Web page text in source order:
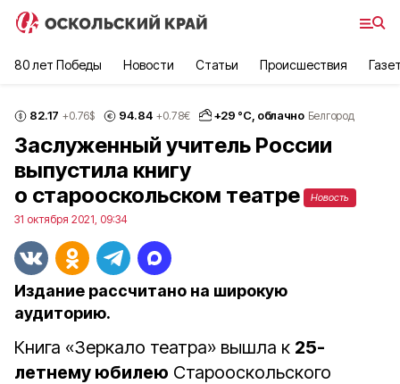
80 лет Победы Новости Статьи Происшествия
82.17 +0.76$ 94.84 +0.78€ +29 °С, облачно Белгород
Заслуженный учитель России
выпустила книгу
о старооскольском театре
Новость
31 октября 2021, 09:34
Издание рассчитано на широкую
аудиторию.
Книга «Зеркало театра» вышла к 25-
летнему юбилею Старооскольского